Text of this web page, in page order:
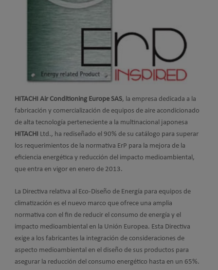
HITACHI Air Conditioning Europe SAS, la empresa dedicada a la
fabricación y comercialización de equipos de aire acondicionado
de alta tecnología perteneciente a la multinacional japonesa
HITACHI
Ltd., ha rediseñado el 90% de su catálogo para superar
los requerimientos de la normativa ErP para la mejora de la
eficiencia energética y reducción del impacto medioambiental,
que entra en vigor en enero de 2013.
La Directiva relativa al Eco-Diseño de Energía para equipos de
climatización es el nuevo marco que ofrece una amplia
normativa con el fin de reducir el consumo de energía y el
impacto medioambiental en la Unión Europea. Esta Directiva
exige a los fabricantes la integración de consideraciones de
aspecto medioambiental en el diseño de sus productos para
asegurar la reducción del consumo energético hasta en un 65%.